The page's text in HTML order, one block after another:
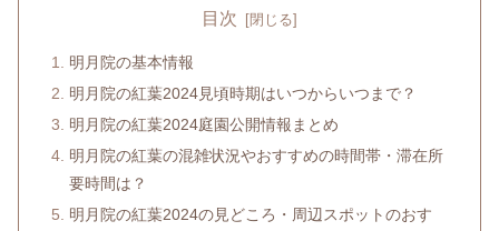
目次
明月院の基本情報
明月院の紅葉2024見頃時期はいつからいつまで？
明月院の紅葉2024庭園公開情報まとめ
明月院の紅葉の混雑状況やおすすめの時間帯・滞在所
要時間は？
明月院の紅葉2024の見どころ・周辺スポットのおす